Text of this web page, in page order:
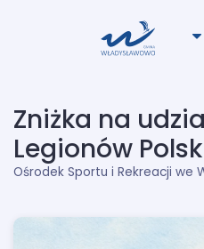
Zniżka na
Legionów
Ośrodek Sportu i Rekreacji we